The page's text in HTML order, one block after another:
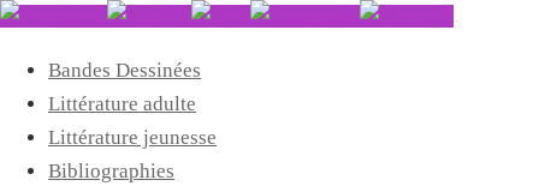
Bandes Dessinées
Littérature adulte
Littérature jeunesse
Bibliographies